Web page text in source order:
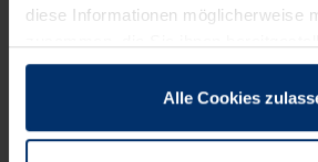
diese Informationen möglicherweise
sie im Rahmen Ihrer Nutzung der
wenn diese für den Betrieb dieser
Alle Cookies